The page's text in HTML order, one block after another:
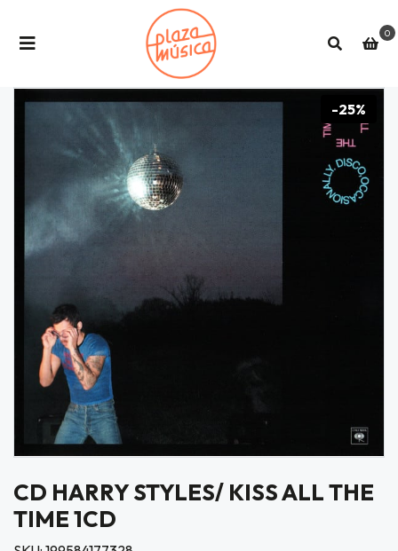
0
-25%
CD HARRY STYLES/ KISS ALL THE
TIME 1CD